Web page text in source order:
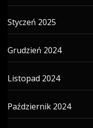
Styczeń 2025
Grudzień 2024
Listopad 2024
Październik 2024